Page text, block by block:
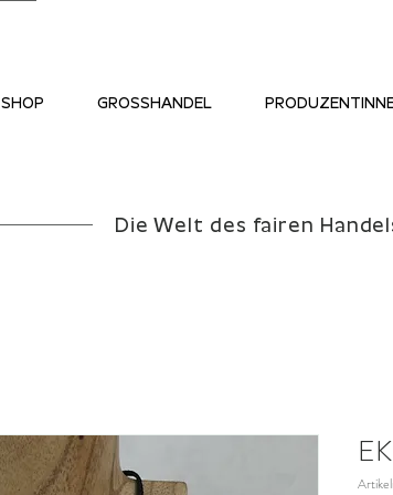
SHOP GROSSHANDEL
Die Welt des fairen